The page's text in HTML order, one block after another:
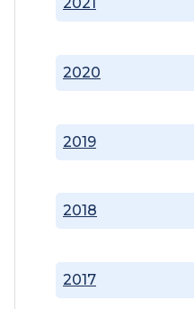
2017
2018
2019
2020
2021